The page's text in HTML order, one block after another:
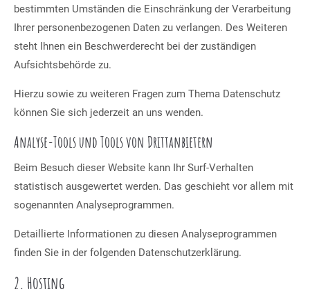
bestimmten Umständen die Einschränkung der Verarbeitung
Ihrer personenbezogenen Daten zu verlangen. Des Weiteren
steht Ihnen ein Beschwerderecht bei der zuständigen
Aufsichtsbehörde zu.
Hierzu sowie zu weiteren Fragen zum Thema Datenschutz
können Sie sich jederzeit an uns wenden.
Analyse-Tools und Tools von Dritt­anbietern
Beim Besuch dieser Website kann Ihr Surf-Verhalten
statistisch ausgewertet werden. Das geschieht vor allem mit
sogenannten Analyseprogrammen.
Detaillierte Informationen zu diesen Analyseprogrammen
finden Sie in der folgenden Datenschutzerklärung.
2. Hosting